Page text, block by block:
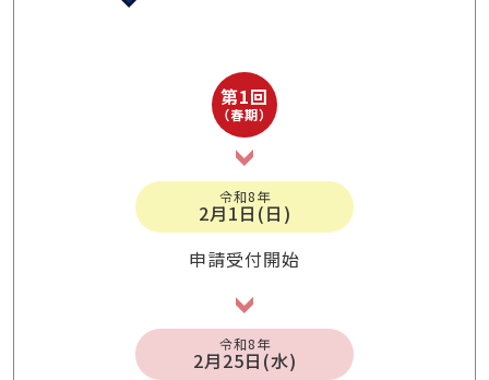
第1回
（春期）
令和8年
2月1日(日)
申請受付開始
令和8年
2月25日(水)